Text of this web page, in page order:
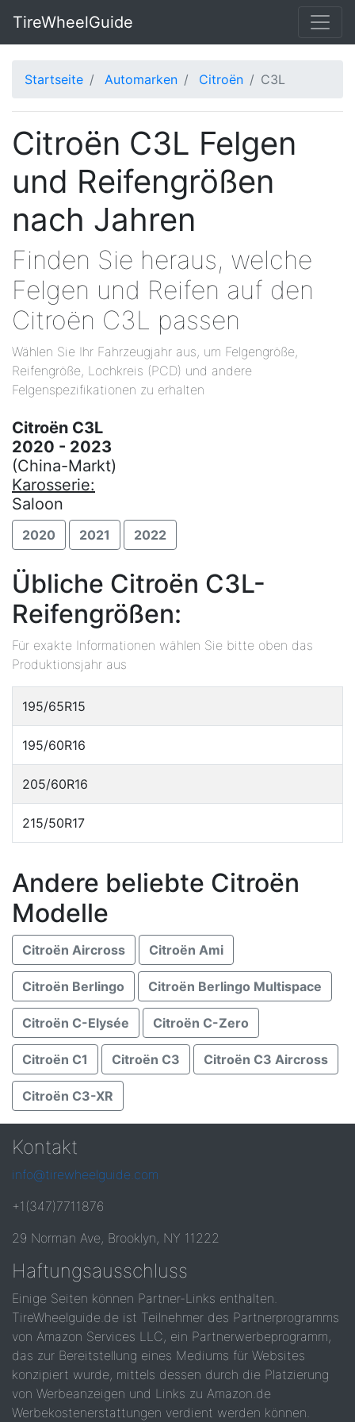
TireWheelGuide
Startseite Automarken Citroën C3L
Citroën C3L Felgen
und Reifengrößen
nach Jahren
Finden Sie heraus, welche
Felgen und Reifen auf den
Citroën C3L passen
Wählen Sie Ihr Fahrzeugjahr aus, um Felgengröße,
Reifengröße, Lochkreis (PCD) und andere
Felgenspezifikationen zu erhalten
Citroën C3L
2020 - 2023
(China-Markt)
Karosserie:
Saloon
2020 2021 2022
Übliche Citroën C3L-
Reifengrößen:
Für exakte Informationen wählen Sie bitte oben das
Produktionsjahr aus
195/65R15
195/60R16
205/60R16
215/50R17
Andere beliebte Citroën
Modelle
Citroën Aircross Citroën Ami
Citroën Berlingo Citroën Berlingo Multispace
Citroën C-Elysée Citroën C-Zero
Citroën C1 Citroën C3 Citroën C3 Aircross
Citroën C3-XR
Kontakt
info@tirewheelguide.com
+1(347)7711876
29 Norman Ave, Brooklyn, NY 11222
Haftungsausschluss
Einige Seiten können Partner-Links enthalten.
TireWheelguide.de ist Teilnehmer des Partnerprogramms
von Amazon Services LLC, ein Partnerwerbeprogramm,
das zur Bereitstellung eines Mediums für Websites
konzipiert wurde, mittels dessen durch die Platzierung
von Werbeanzeigen und Links zu Amazon.de
Werbekostenerstattungen verdient werden können.